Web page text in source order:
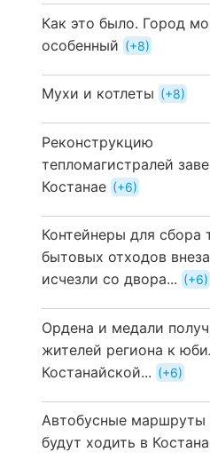
Как это было. Город
особенный
+8
Мухи и котлеты +8
Реконструкцию
тепломагистралей
Костанае
+6
Контейнеры для сбора
бытовых отходов
исчезли со двора...
+6
Ордена и медали
жителей региона к
Костанайской...
+6
Автобусные
будут ходить в